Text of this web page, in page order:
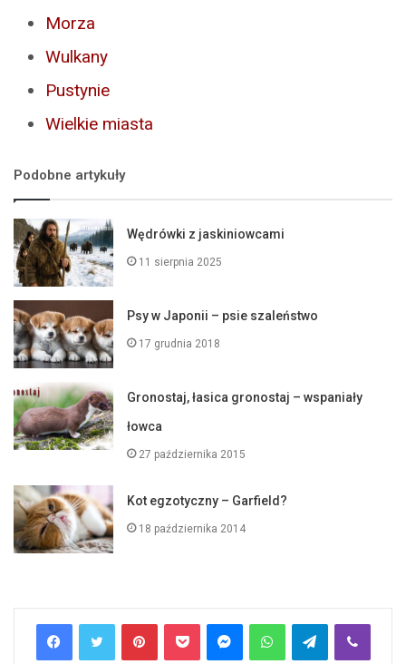
Morza
Wulkany
Pustynie
Wielkie miasta
Podobne artykuły
Wędrówki z jaskiniowcami
11 sierpnia 2025
Psy w Japonii – psie szaleństwo
17 grudnia 2018
Gronostaj, łasica gronostaj – wspaniały
łowca
27 października 2015
Kot egzotyczny – Garfield?
18 października 2014
PinterestPocket MessengerWhatsAppTelegramViber